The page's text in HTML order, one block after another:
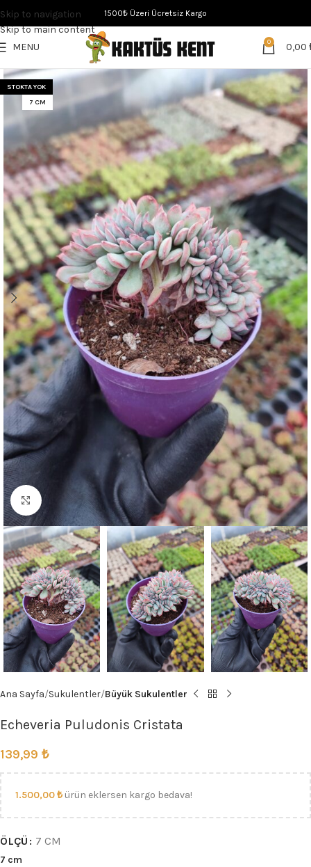
Skip to navigation
Skip to main content
1500₺ Üzeri Ücretsiz Kargo
MENU 0 0,00
STOKTA YOK
7 CM
Click to enlarge
Ana Sayfa Sukulentler Büyük Sukulentler
Echeveria Puludonis Cristata
139,99 ₺
1.500,00₺ ürün eklersen kargo bedava!
ÖLÇÜ 7 CM
7 cm